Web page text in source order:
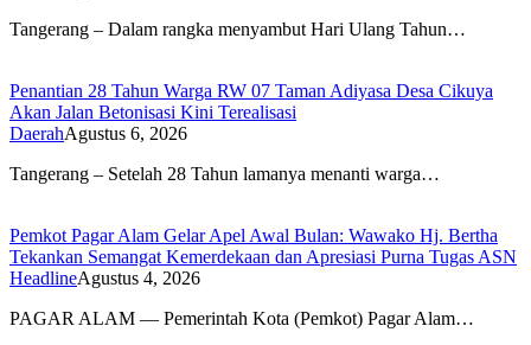
Tangerang – Dalam rangka menyambut Hari Ulang Tahun…
Penantian 28 Tahun Warga RW 07 Taman Adiyasa Desa Cikuya
Akan Jalan Betonisasi Kini Terealisasi
DaerahAgustus 6, 2026
Tangerang – Setelah 28 Tahun lamanya menanti warga…
Pemkot Pagar Alam Gelar Apel Awal Bulan: Wawako Hj. Bertha
Tekankan Semangat Kemerdekaan dan Apresiasi Purna Tugas ASN
HeadlineAgustus 4, 2026
PAGAR ALAM — Pemerintah Kota (Pemkot) Pagar Alam…